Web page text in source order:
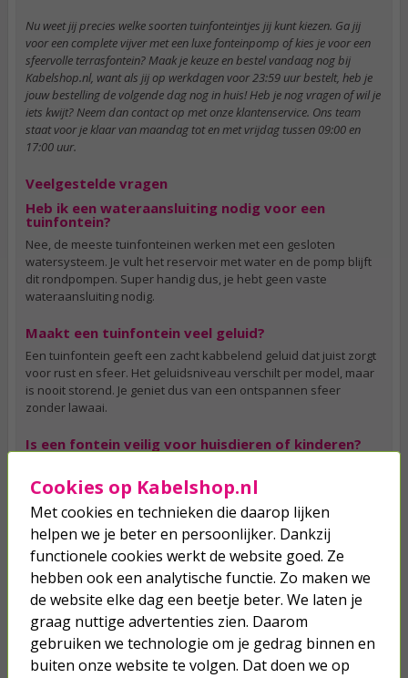
Je verwacht het niet
Turbo onkruidverdelger (Concentraat,
3x 100ml) | Ook voor je gazon!
43,50
40,
89
Nu weet jij precies welke soorten tuinfonteintjes jij kunt kiezen. Ga jij
voor een complete vijver met een luxe fonteinpomp of kies je voor een
sfeervolle terrasfontein? Maak je keuze en bestel vandaag nog bij
Kabelshop.nl, want als jij op werkdagen voor 23:59 uur bestelt, heb je
jouw bestelling de volgende dag nog in huis! Heb je nog vragen of wil je
iets kwijt? Neem dan contact op met onze klantenservice. Ons team
staat voor je klaar van maandag tot en met vrijdag tussen 09:00 en
17:00 uur.
Veelgestelde vragen
Heb ik een wateraansluiting nodig voor een
tuinfontein?
Nee, de meeste tuinfonteinen werken met een gesloten
watersysteem. Je vult het reservoir met water en de pomp blijft
dit rondpompen. Super handig dus, je hebt geen vaste
wateraansluiting nodig.
Maakt een tuinfontein veel geluid?
Een tuinfontein geeft een zacht kabbelend geluid dat juist zorgt
voor rust en sfeer. Het geluidsniveau verschilt per model, maar
is nooit storend. Je geniet dus van een ontspannen sfeer
zonder lawaai.
Is een fontein veilig voor huisdieren of kinderen?
Kies wel een stabiel model zonder scherpe randen. Zo is je tuin
een veilige én sfeervolle plek voor iedereen.
Cookies op Kabelshop.nl
Met cookies en technieken die daarop lijken
helpen we je beter en persoonlijker. Dankzij
functionele cookies werkt de website goed. Ze
hebben ook een analytische functie. Zo maken we
de website elke dag een beetje beter. We laten je
graag nuttige advertenties zien. Daarom
gebruiken we technologie om je gedrag binnen en
buiten onze website te volgen. Dat doen we op